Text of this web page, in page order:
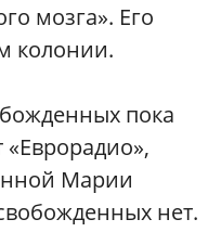
мозга». Его
колонии.
пока
Марии
нет.